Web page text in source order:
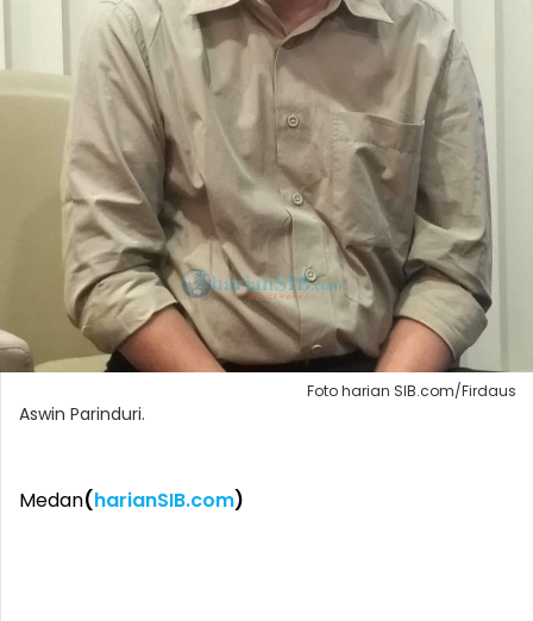
Foto harian SIB.com/Firdaus
Aswin Parinduri.
Medan(harianSIB.com)